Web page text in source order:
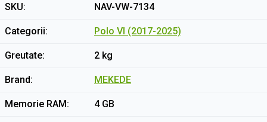
SKU NAV-VW-7134
Categorii Polo VI (2017-2025)
Greutate 2 kg
Brand MEKEDE
Memorie RAM 4 GB